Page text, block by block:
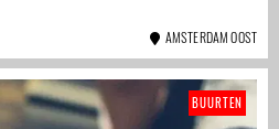
AMSTERDAM OOST
BUURTEN